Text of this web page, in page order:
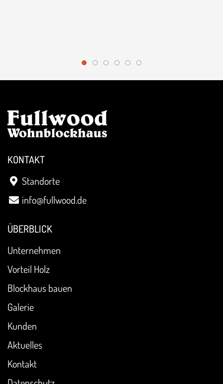
KONTAKT
Standorte
info@fullwood.de
ÜBERBLICK
Unternehmen
Vorteil Holz
Blockhaus bauen
Galerie
Kunden
Aktuelles
Kontakt